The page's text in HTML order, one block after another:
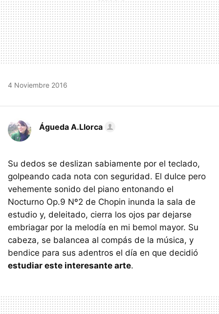
4 Noviembre 2016
Águeda A.Llorca
Su dedos se deslizan sabiamente por el teclado,
golpeando cada nota con seguridad. El dulce pero
vehemente sonido del piano entonando el
Nocturno Op.9 Nº2 de Chopin inunda la sala de
estudio y, deleitado, cierra los ojos par dejarse
embriagar por la melodía en mi bemol mayor. Su
cabeza, se balancea al compás de la música, y
bendice para sus adentros el día en que decidió
estudiar este interesante arte.